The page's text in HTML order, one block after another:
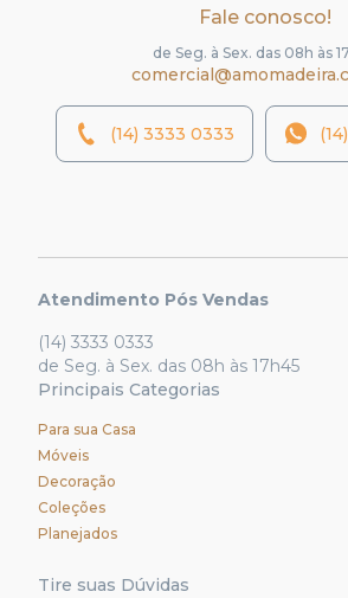
Fale conosco!
de Seg. à Sex. das 08h às
(14) 3333 0333
Atendimento Pós Vendas
(14) 3333 0333
de Seg. à Sex. das 08h às 17h45
Principais Categorias
Para sua Casa
Móveis
Decoração
Coleções
Planejados
Tire suas Dúvidas